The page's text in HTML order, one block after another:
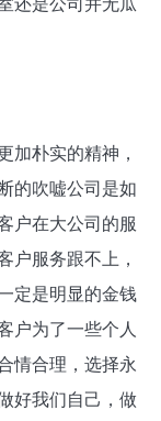
加朴实的精神，
的吹嘘公司是如
户在大公司的服
户服务跟不上，
定是明显的金钱
户为了一些个人
情合理，选择永
好我们自己，做